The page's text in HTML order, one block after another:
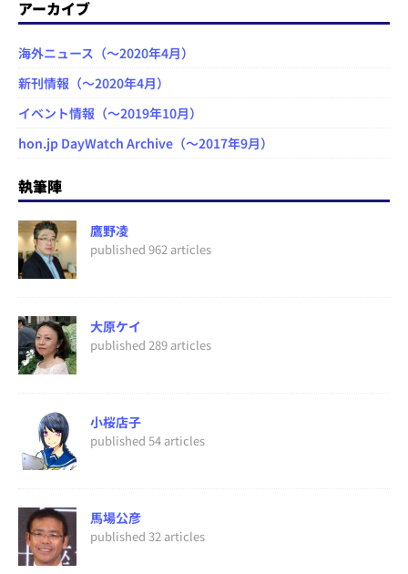
アーカイブ
海外ニュース（～2020年4月）
新刊情報（～2020年4月）
イベント情報（～2019年10月）
hon.jp DayWatch Archive（～2017年9月）
執筆陣
鷹野凌
published 962 articles
大原ケイ
published 289 articles
小桜店子
published 54 articles
馬場公彦
published 32 articles